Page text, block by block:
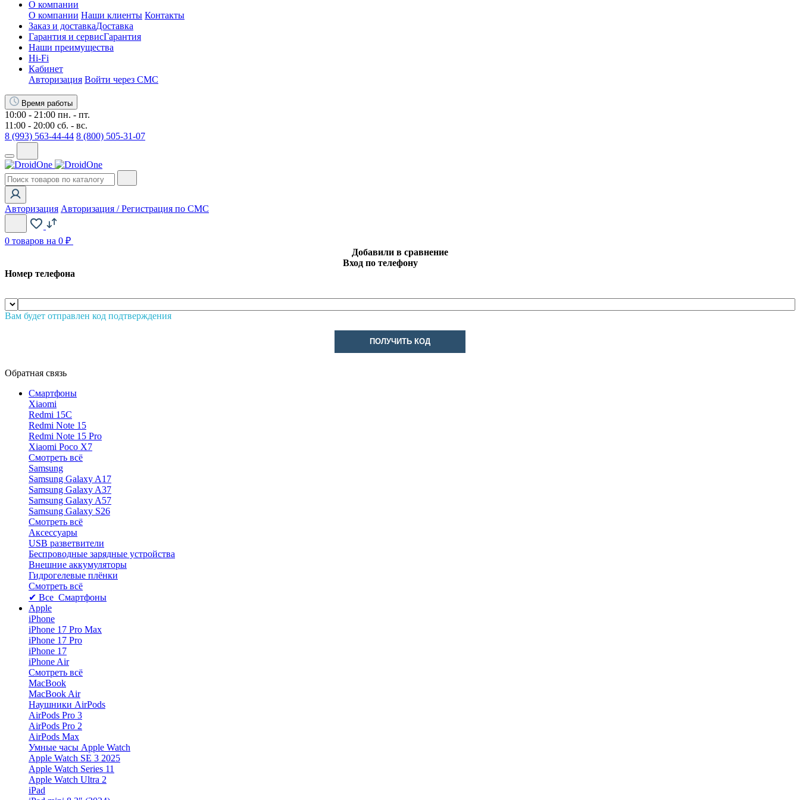
О компании
О компании Наши клиенты Контакты
Заказ и доставкаДоставка
Гарантия и сервисГарантия
Наши преимущества
Hi-Fi
Кабинет
Авторизация Войти через СМС
Время работы
10:00 - 21:00 пн. - пт.
11:00 - 20:00 сб. - вс.
8 (993) 563-44-44 8 (800) 505-31-07
Авторизация Авторизация / Регистрация по СМС
0 товаров на 0 ₽
Добавили в сравнение
Вход по телефону
Номер телефона
Вам будет отправлен код подтверждения
ПОЛУЧИТЬ КОД
Обратная связь
Смартфоны
Xiaomi
Redmi 15C
Redmi Note 15
Redmi Note 15 Pro
Xiaomi Poco X7
Смотреть всё
Samsung
Samsung Galaxy A17
Samsung Galaxy A37
Samsung Galaxy A57
Samsung Galaxy S26
Смотреть всё
Аксессуары
USB разветвители
Беспроводные зарядные устройства
Внешние аккумуляторы
Гидрогелевые плёнки
Смотреть всё
✔ Все Смартфоны
Apple
iPhone
iPhone 17 Pro Max
iPhone 17 Pro
iPhone 17
iPhone Air
Смотреть всё
MacBook
MacBook Air
Наушники AirPods
AirPods Pro 3
AirPods Pro 2
AirPods Max
Умные часы Apple Watch
Apple Watch SE 3 2025
Apple Watch Series 11
Apple Watch Ultra 2
iPad